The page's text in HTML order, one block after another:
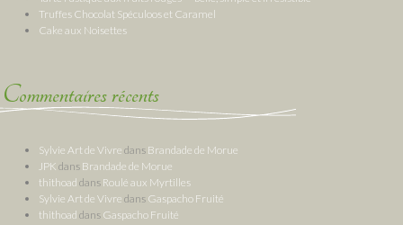
Truffes Chocolat Spéculoos et Caramel
Cake aux Noisettes
Commentaires récents
Sylvie Art de Vivre dans Brandade de Morue
JPK dans Brandade de Morue
thithoad dans Roulé aux Myrtilles
Sylvie Art de Vivre dans Gaspacho Fruité
thithoad dans Gaspacho Fruité